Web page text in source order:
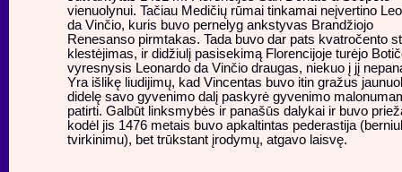
vienuolynui. Tačiau Medičių rūmai tinkamai neįvertino
da Vinčio, kuris buvo pernelyg ankstyvas Brandžiojo
Renesanso pirmtakas. Tada buvo dar pats kvatročento
klestėjimas, ir didžiulį pasisekimą Florencijoje turėjo
vyresnysis Leonardo da Vinčio draugas, niekuo į jį
Yra išlikę liudijimų, kad Vincentas buvo itin gražus
didelę savo gyvenimo dalį paskyrė gyvenimo
patirti. Galbūt linksmybės ir panašūs dalykai ir buvo
kodėl jis 1476 metais buvo apkaltintas pederastija
tvirkinimu), bet trūkstant įrodymų, atgavo laisvę.